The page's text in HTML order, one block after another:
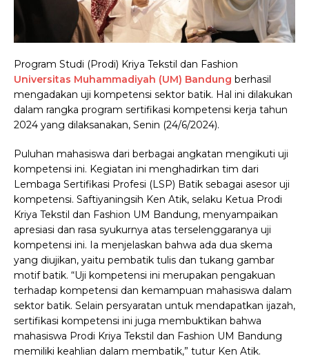
Program Studi (Prodi) Kriya Tekstil dan Fashion
Universitas Muhammadiyah (UM) Bandung berhasil
mengadakan uji kompetensi sektor batik. Hal ini dilakukan
dalam rangka program sertifikasi kompetensi kerja tahun
2024 yang dilaksanakan, Senin (24/6/2024).
Puluhan mahasiswa dari berbagai angkatan mengikuti uji
kompetensi ini. Kegiatan ini menghadirkan tim dari
Lembaga Sertifikasi Profesi (LSP) Batik sebagai asesor uji
kompetensi. Saftiyaningsih Ken Atik, selaku Ketua Prodi
Kriya Tekstil dan Fashion UM Bandung, menyampaikan
apresiasi dan rasa syukurnya atas terselenggaranya uji
kompetensi ini. Ia menjelaskan bahwa ada dua skema
yang diujikan, yaitu pembatik tulis dan tukang gambar
motif batik. “Uji kompetensi ini merupakan pengakuan
terhadap kompetensi dan kemampuan mahasiswa dalam
sektor batik. Selain persyaratan untuk mendapatkan ijazah,
sertifikasi kompetensi ini juga membuktikan bahwa
mahasiswa Prodi Kriya Tekstil dan Fashion UM Bandung
memiliki keahlian dalam membatik,” tutur Ken Atik.